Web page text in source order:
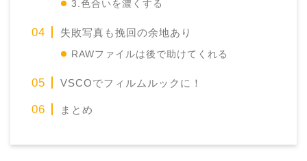
3.色合いを濃くする
失敗写真も挽回の余地あり
RAWファイルは後で助けてくれる
VSCOでフィルムルックに！
まとめ